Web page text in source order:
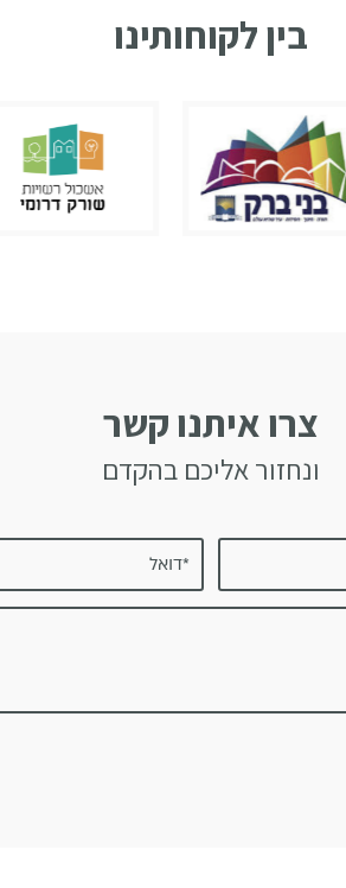
בין לקוחותינו
צרו איתנו קשר
ונחזור אליכם בהקדם